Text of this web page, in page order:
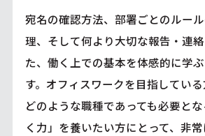
宛名の確認方法、部署ごとのルー
理、そして何より大切な報告・連
た、働く上での基本を体感的に学
す。オフィスワークを目指している
どのような職種であっても必要と
く力」を養いたい方にとって、非